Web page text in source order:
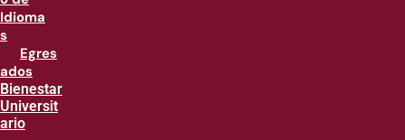
Idioma
s
Egres
ados
Bienestar
Universit
ario